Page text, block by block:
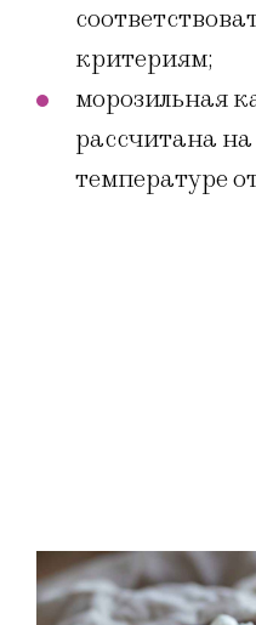
критериям;
морозильная
рассчитана
температуре